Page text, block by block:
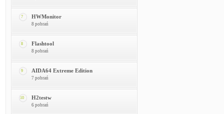
7 HWMonitor
8 pobrań
8 Flashtool
8 pobrań
9 AIDA64 Extreme Edition
7 pobrań
10 H2testw
6 pobrań